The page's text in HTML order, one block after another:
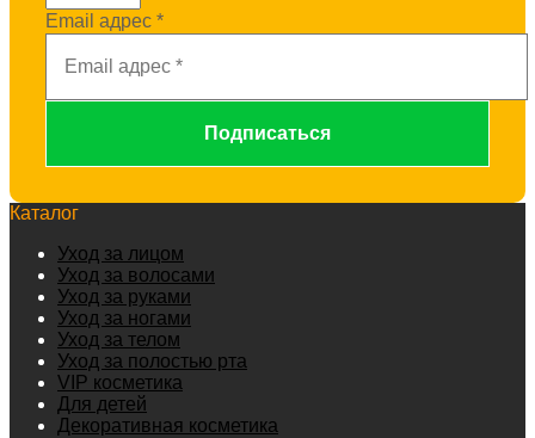
Email адрес *
Каталог
Уход за лицом
Уход за волосами
Уход за руками
Уход за ногами
Уход за телом
Уход за полостью рта
VIP косметика
Для детей
Декоративная косметика